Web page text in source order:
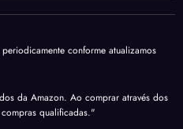
conforme atualizamos
da Amazon. Ao comprar através dos
qualificadas."